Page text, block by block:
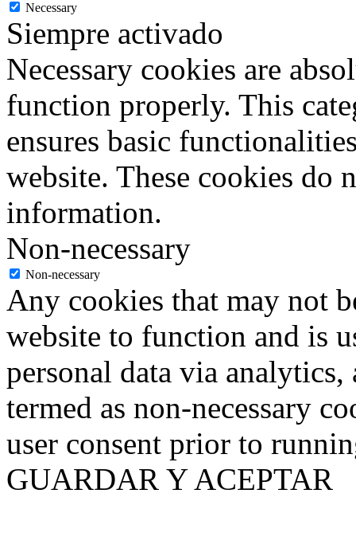
Necessary
Siempre activado
Necessary cookies are
function properly. This
ensures basic
website. These cookies do
information.
Non-necessary
Non-necessary
Any cookies that may not
website to function and is
personal data via analytics,
termed as non-necessary
user consent prior to
GUARDAR Y ACEPTAR